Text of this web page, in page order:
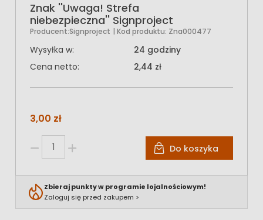
Znak ''Uwaga! Strefa
niebezpieczna'' Signproject
Producent:Signproject | Kod produktu: Zna000477
Wysyłka w:
24 godziny
Cena netto:
2,44 zł
3,00 zł
Do koszyka
Zbieraj punkty w programie lojalnościowym!
Zaloguj się przed zakupem >